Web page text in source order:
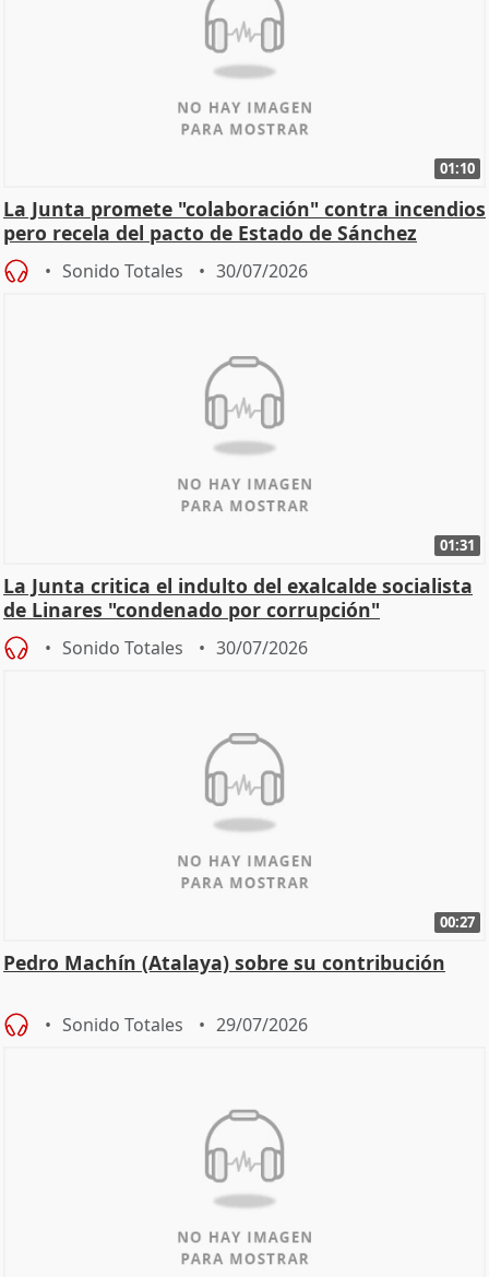
01:10
La Junta promete "colaboración" contra incendios
pero recela del pacto de Estado de Sánchez
Sonido Totales 30/07/2026
01:31
La Junta critica el indulto del exalcalde socialista
de Linares "condenado por corrupción"
Sonido Totales 30/07/2026
00:27
Pedro Machín (Atalaya) sobre su contribución
Sonido Totales 29/07/2026